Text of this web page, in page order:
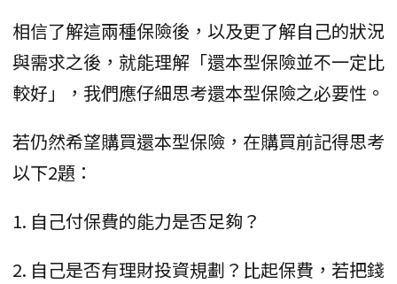
相信了解這兩種保險後，以及更了解自己的狀況
與需求之後，就能理解「還本型保險並不一定比
較好」，我們應仔細思考還本型保險之必要性。
若仍然希望購買還本型保險，在購買前記得思考
以下2題：
1. 自己付保費的能力是否足夠？
2. 自己是否有理財投資規劃？比起保費，若把錢